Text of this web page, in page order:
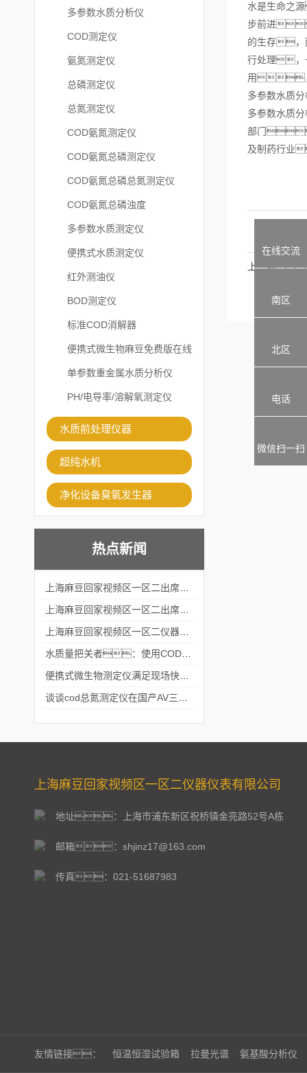
多参数水质分析仪
COD测定仪
氨氮测定仪
总磷测定仪
总氮测定仪
COD氨氮测定仪
COD氨氮总磷测定仪
COD氨氮总磷总氮测定仪
COD氨氮总磷浊度
多参数水质测定仪
便携式水质测定仪
红外测油仪
BOD测定仪
标准COD消解器
便携式微生物麻豆免费版在线
观看
单参数重金属水质分析仪
PH/电导率/溶解氧测定仪
水质前处理仪器
超纯水机
净化设备臭氧发生器
热点新闻
水是生命之
步前进
的生存，
行处理，
用
多参数水质
多参数水质
部门
及制药行业
上一篇
上海麻豆回家视频区一区二仪器仪表有限公司
地址：上海市浦东新区祝桥镇金亮路52号A栋
邮箱：shjinz17@163.com
传真：021-51687983
友情链接： 恒温恒湿试验箱 拉曼光谱 氨基酸分析仪
在线交流
南区
北区
电话
微信扫一扫